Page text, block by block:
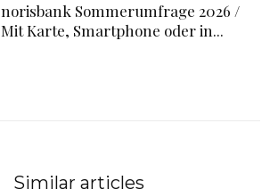
norisbank Sommerumfrage 2026 /
Mit Karte, Smartphone oder in...
Similar articles